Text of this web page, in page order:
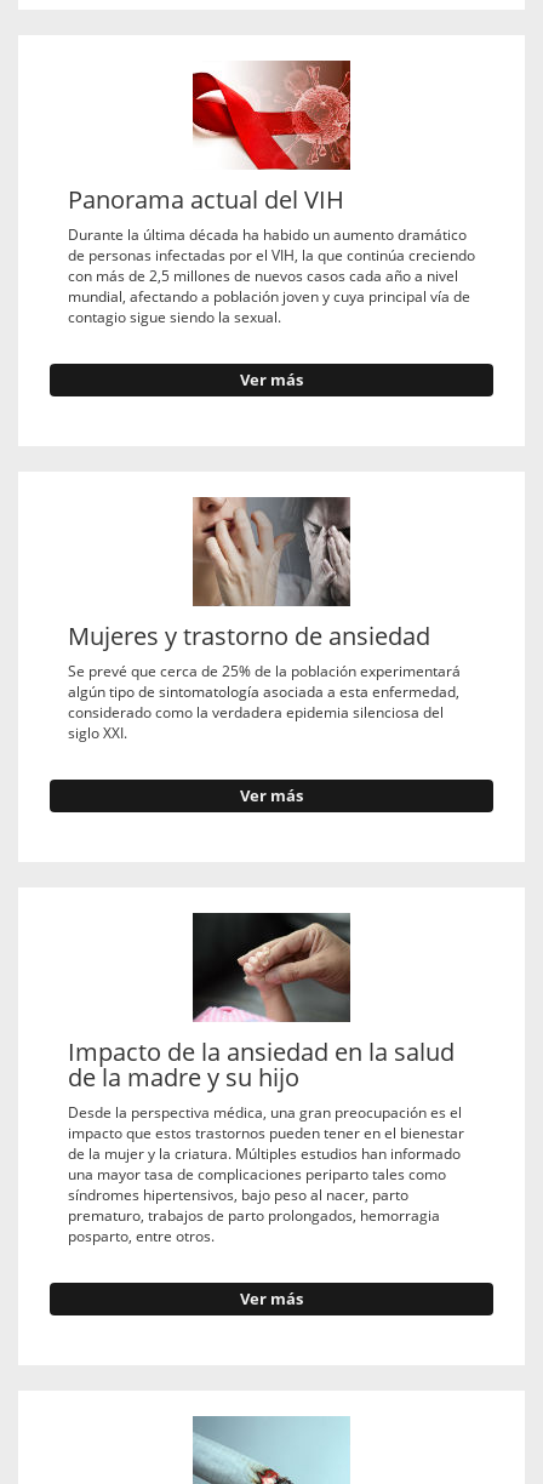
Panorama actual del VIH
Durante la última década ha habido un aumento dramático
de personas infectadas por el VIH, la que continúa creciendo
con más de 2,5 millones de nuevos casos cada año a nivel
mundial, afectando a población joven y cuya principal vía de
contagio sigue siendo la sexual.
Ver más
Mujeres y trastorno de ansiedad
Se prevé que cerca de 25% de la población experimentará
algún tipo de sintomatología asociada a esta enfermedad,
considerado como la verdadera epidemia silenciosa del
siglo XXI.
Ver más
Impacto de la ansiedad en la salud
de la madre y su hijo
Desde la perspectiva médica, una gran preocupación es el
impacto que estos trastornos pueden tener en el bienestar
de la mujer y la criatura. Múltiples estudios han informado
una mayor tasa de complicaciones periparto tales como
síndromes hipertensivos, bajo peso al nacer, parto
prematuro, trabajos de parto prolongados, hemorragia
posparto, entre otros.
Ver más